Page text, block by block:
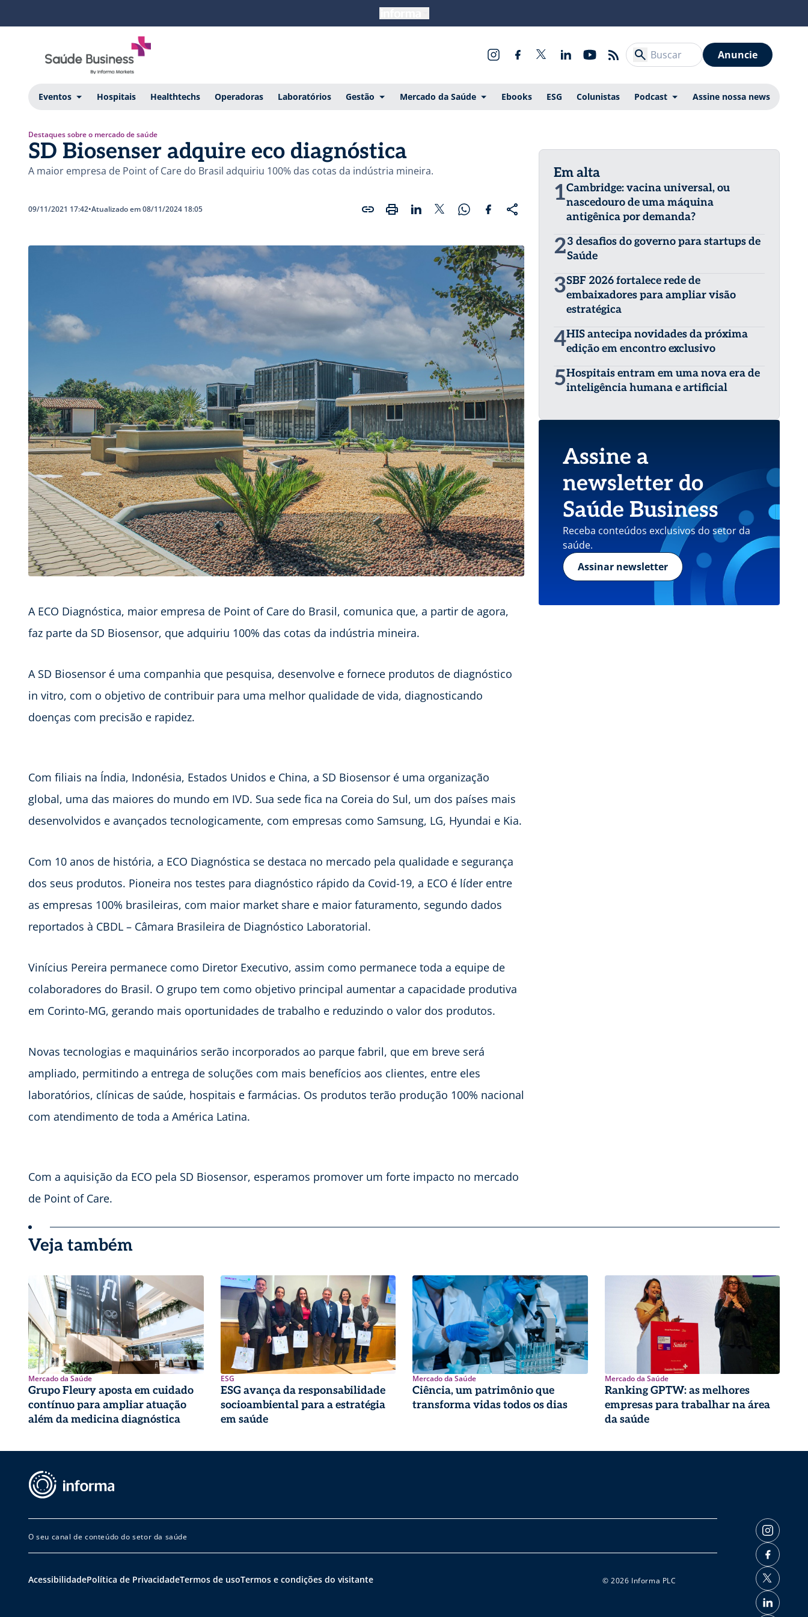
Anuncie
Eventos Hospitais Healthtechs Operadoras Laboratórios Gestão Mercado da Saúde Ebooks ESG Colunistas Podcast Assine nossa news
Destaques sobre o mercado de saúde
SD Biosenser adquire eco diagnóstica
A maior empresa de Point of Care do Brasil adquiriu 100% das cotas da indústria mineira.
09/11/2021 17:42•Atualizado em 08/11/2024 18:05
A ECO Diagnóstica, maior empresa de Point of Care do Brasil, comunica que, a partir de agora,
faz parte da SD Biosensor, que adquiriu 100% das cotas da indústria mineira.
A SD Biosensor é uma companhia que pesquisa, desenvolve e fornece produtos de diagnóstico
in vitro, com o objetivo de contribuir para uma melhor qualidade de vida, diagnosticando
doenças com precisão e rapidez.
Com filiais na Índia, Indonésia, Estados Unidos e China, a SD Biosensor é uma organização
global, uma das maiores do mundo em IVD. Sua sede fica na Coreia do Sul, um dos países mais
desenvolvidos e avançados tecnologicamente, com empresas como Samsung, LG, Hyundai e Kia.
Com 10 anos de história, a ECO Diagnóstica se destaca no mercado pela qualidade e segurança
dos seus produtos. Pioneira nos testes para diagnóstico rápido da Covid-19, a ECO é líder entre
as empresas 100% brasileiras, com maior market share e maior faturamento, segundo dados
reportados à CBDL – Câmara Brasileira de Diagnóstico Laboratorial.
Vinícius Pereira permanece como Diretor Executivo, assim como permanece toda a equipe de
colaboradores do Brasil. O grupo tem como objetivo principal aumentar a capacidade produtiva
em Corinto-MG, gerando mais oportunidades de trabalho e reduzindo o valor dos produtos.
Novas tecnologias e maquinários serão incorporados ao parque fabril, que em breve será
ampliado, permitindo a entrega de soluções com mais benefícios aos clientes, entre eles
laboratórios, clínicas de saúde, hospitais e farmácias. Os produtos terão produção 100% nacional
com atendimento de toda a América Latina.
Com a aquisição da ECO pela SD Biosensor, esperamos promover um forte impacto no mercado
de Point of Care.
Em alta
1Cambridge: vacina universal, ou
nascedouro de uma máquina
antigênica por demanda?
23 desafios do governo para startups de
Saúde
3SBF 2026 fortalece rede de
embaixadores para ampliar visão
estratégica
4HIS antecipa novidades da próxima
edição em encontro exclusivo
5Hospitais entram em uma nova era de
inteligência humana e artificial
Assine a
newsletter do
Saúde Business
Receba conteúdos exclusivos do setor da
saúde.
Assinar newsletter
Veja também
Mercado da Saúde
Grupo Fleury aposta em cuidado
contínuo para ampliar atuação
além da medicina diagnóstica
ESG
ESG avança da responsabilidade
socioambiental para a estratégia
em saúde
Mercado da Saúde
Ciência, um patrimônio que
transforma vidas todos os dias
Mercado da Saúde
Ranking GPTW: as melhores
empresas para trabalhar na área
da saúde
O seu canal de conteúdo do setor da saúde
AcessibilidadePolítica de PrivacidadeTermos de usoTermos e condições do visitante © 2026 Informa PLC